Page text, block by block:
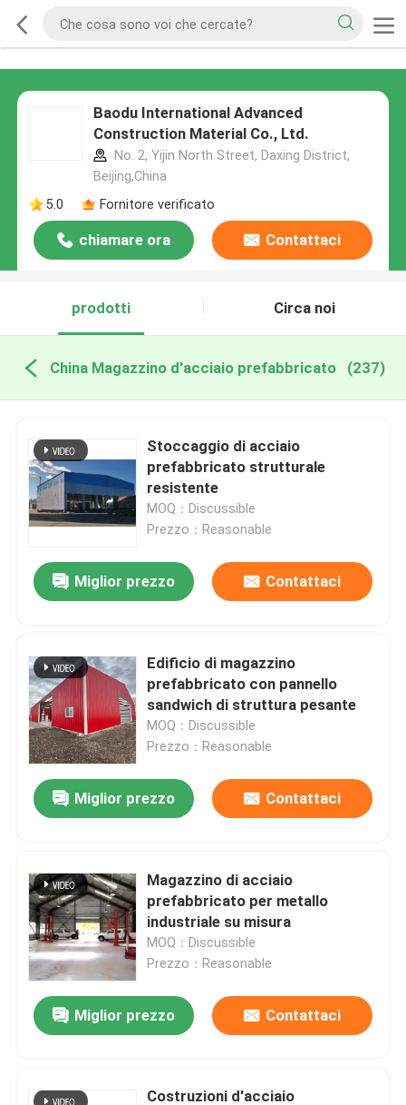
Baodu International Advanced
Construction Material Co., Ltd.
No. 2, Yijin North Street, Daxing District,
Beijing,China
5.0
Fornitore verificato
chiamare ora Contattaci
prodotti Circa noi
China Magazzino d'acciaio prefabbricato (237)
Stoccaggio di acciaio
prefabbricato strutturale
resistente
MOQ：Discussible
Prezzo：Reasonable
Miglior prezzo Contattaci
Edificio di magazzino
prefabbricato con pannello
sandwich di struttura pesante
MOQ：Discussible
Prezzo：Reasonable
Miglior prezzo Contattaci
Magazzino di acciaio
prefabbricato per metallo
industriale su misura
MOQ：Discussible
Prezzo：Reasonable
Miglior prezzo Contattaci
Costruzioni d'acciaio